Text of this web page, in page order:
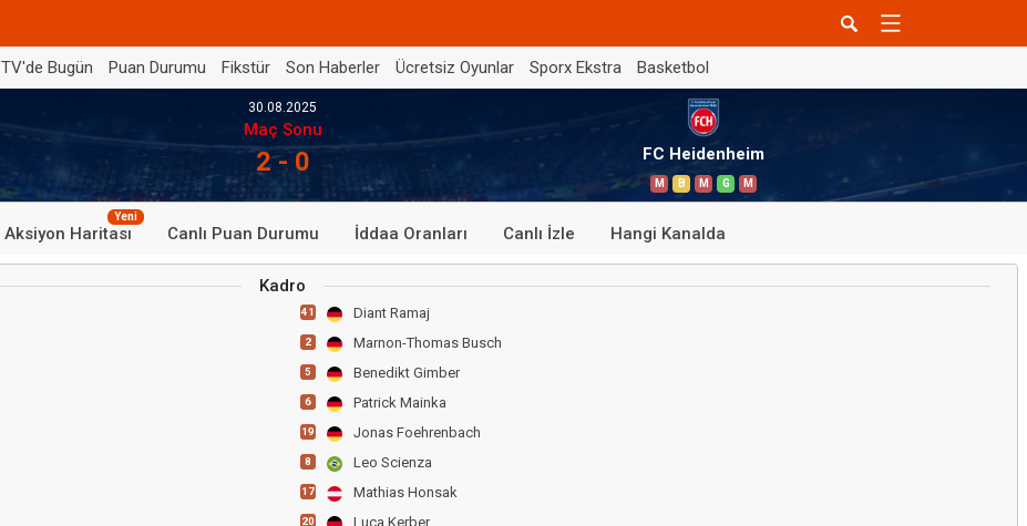
TV'de Bugün Puan Durumu Fikstür Son Haberler Ücretsiz Oyunlar Sporx Ekstra Basketbol
30.08.2025
Maç Sonu
2 - 0 FC Heidenheim
M B M G M
Aksiyon Haritası
Yeni
Canlı Puan Durumu İddaa Oranları Canlı İzle Hangi Kanalda
Kadro
41 Diant Ramaj
2 Marnon-Thomas Busch
5 Benedikt Gimber
6 Patrick Mainka
19 Jonas Foehrenbach
8 Leo Scienza
17 Mathias Honsak
20 Luca Kerber